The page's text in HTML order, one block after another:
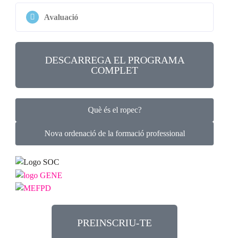
Avaluació
DESCARREGA EL PROGRAMA
COMPLET
Què és el ropec?
Nova ordenació de la formació professional
PREINSCRIU-TE